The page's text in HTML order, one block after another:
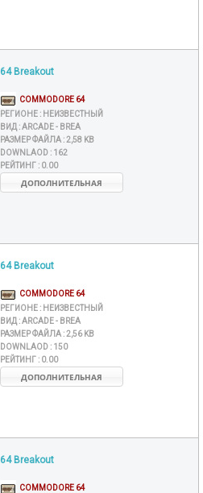
64 Breakout
COMMODORE 64
РЕГИОНЕ : НЕИЗВЕСТНЫЙ
ВИД :ARCADE - BREA
РАЗМЕР ФАЙЛА :2,58 KB
DOWNLAOD : 162
РЕЙТИНГ : 0.00
ДОПОЛНИТЕЛЬНАЯ
64 Breakout
COMMODORE 64
РЕГИОНЕ : НЕИЗВЕСТНЫЙ
ВИД :ARCADE - BREA
РАЗМЕР ФАЙЛА :2,56 KB
DOWNLAOD : 150
РЕЙТИНГ : 0.00
ДОПОЛНИТЕЛЬНАЯ
64 Breakout
COMMODORE 64